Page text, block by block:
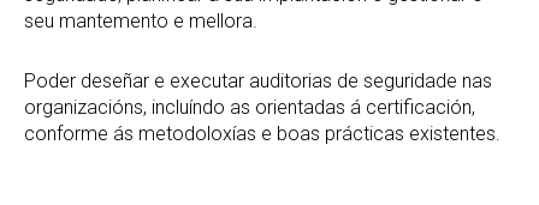
seu mantemento e mellora.
Poder deseñar e executar auditorias de seguridade nas
organizacións, incluíndo as orientadas á certificación,
conforme ás metodoloxías e boas prácticas existentes.